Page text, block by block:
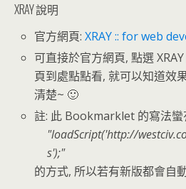
XRAY 說明
官方網頁:XRAY :: for web
可直接於官方網頁, 點選
頁到處點點看, 就可以知道效
清楚~ 🙂
註: 此 Bookmarklet 的寫法蠻
loadScript('http://
s');
的方式, 所以若有新版都會自